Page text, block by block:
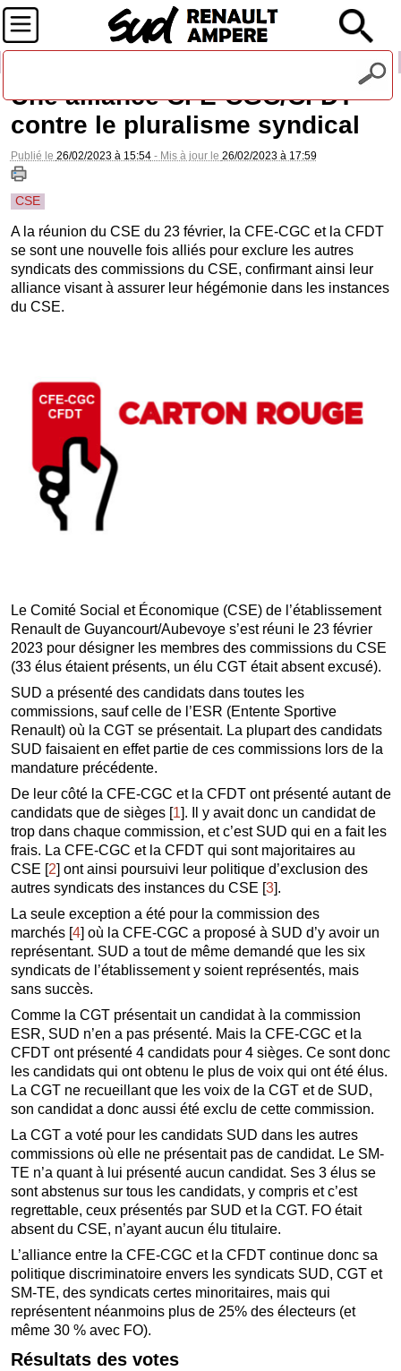
Une alliance CFE-CGC/CFDT
contre le pluralisme syndical
Publié le 26/02/2023 à 15:54- Mis à jour le 26/02/2023 à 17:59
CSE
A la réunion du CSE du 23 février, la CFE-CGC et la CFDT
se sont une nouvelle fois alliés pour exclure les autres
syndicats des commissions du CSE, confirmant ainsi leur
alliance visant à assurer leur hégémonie dans les instances
du CSE.
Le Comité Social et Économique (CSE) de l’établissement
Renault de Guyancourt/Aubevoye s’est réuni le 23 février
2023 pour désigner les membres des commissions du CSE
(33 élus étaient présents, un élu CGT était absent excusé).
SUD a présenté des candidats dans toutes les
commissions, sauf celle de l’ESR (Entente Sportive
Renault) où la CGT se présentait. La plupart des candidats
SUD faisaient en effet partie de ces commissions lors de la
mandature précédente.
De leur côté la CFE-CGC et la CFDT ont présenté autant de
candidats que de sièges[ 1] . Il y avait donc un candidat de
trop dans chaque commission, et c’est SUD qui en a fait les
frais. La CFE-CGC et la CFDT qui sont majoritaires au
CSE 2 ont ainsi poursuivi leur politique d’exclusion des
autres syndicats des instances du CSE 3] .
La seule exception a été pour la commission des
marchés[ 4] où la CFE-CGC a proposé à SUD d’y avoir un
représentant. SUD a tout de même demandé que les six
syndicats de l’établissement y soient représentés, mais
sans succès.
Comme la CGT présentait un candidat à la commission
ESR, SUD n’en a pas présenté. Mais la CFE-CGC et la
CFDT ont présenté 4 candidats pour 4 sièges. Ce sont donc
les candidats qui ont obtenu le plus de voix qui ont été élus.
La CGT ne recueillant que les voix de la CGT et de SUD,
son candidat a donc aussi été exclu de cette commission.
La CGT a voté pour les candidats SUD dans les autres
commissions où elle ne présentait pas de candidat. Le SM-
TE n’a quant à lui présenté aucun candidat. Ses 3 élus se
sont abstenus sur tous les candidats, y compris et c’est
regrettable, ceux présentés par SUD et la CGT. FO était
absent du CSE, n’ayant aucun élu titulaire.
L’alliance entre la CFE-CGC et la CFDT continue donc sa
politique discriminatoire envers les syndicats SUD, CGT et
SM-TE, des syndicats certes minoritaires, mais qui
représentent néanmoins plus de 25% des électeurs (et
même 30 % avec FO).
Résultats des votes